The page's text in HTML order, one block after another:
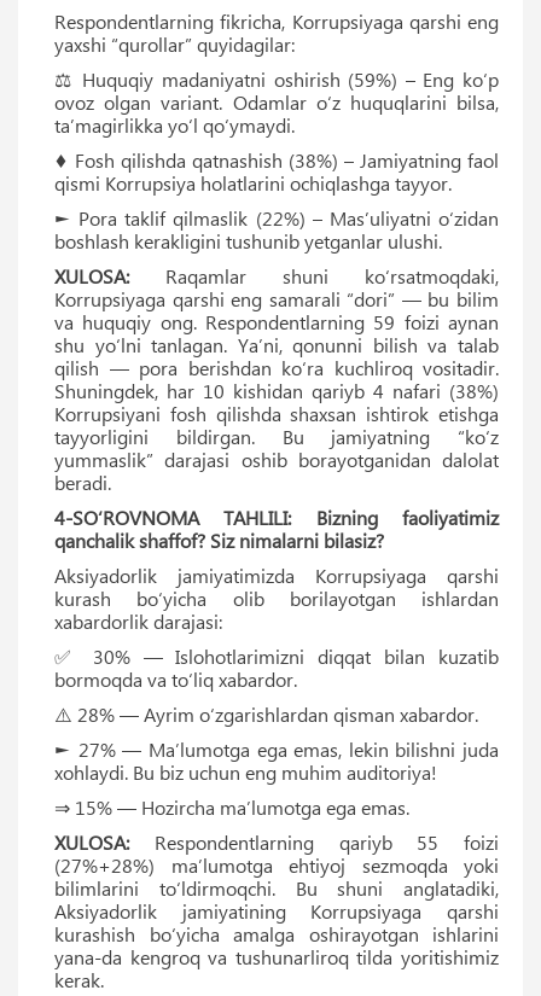
Respondentlarning fikricha, Korrupsiyaga qarshi eng
yaxshi “qurollar” quyidagilar:
⚖️ Huquqiy madaniyatni oshirish (59%) – Eng ko‘p
ovoz olgan variant. Odamlar o‘z huquqlarini bilsa,
taʼmagirlikka yo‘l qo‘ymaydi.
♦ Fosh qilishda qatnashish (38%) – Jamiyatning faol
qismi Korrupsiya holatlarini ochiqlashga tayyor.
► Pora taklif qilmaslik (22%) – Masʼuliyatni o‘zidan
boshlash kerakligini tushunib yetganlar ulushi.
XULOSA:Raqamlar shuni ko‘rsatmoqdaki,
Korrupsiyaga qarshi eng samarali “dori” — bu bilim
va huquqiy ong. Respondentlarning 59 foizi aynan
shu yo‘lni tanlagan. Yaʼni, qonunni bilish va talab
qilish — pora berishdan ko‘ra kuchliroq vositadir.
Shuningdek, har 10 kishidan qariyb 4 nafari (38%)
Korrupsiyani fosh qilishda shaxsan ishtirok etishga
tayyorligini bildirgan. Bu jamiyatning “ko‘z
yummaslik” darajasi oshib borayotganidan dalolat
beradi.
4-SO‘ROVNOMA TAHLILI: Bizning faoliyatimiz
qanchalik shaffof? Siz nimalarni bilasiz?
Aksiyadorlik jamiyatimizda Korrupsiyaga qarshi
kurash bo‘yicha olib borilayotgan ishlardan
xabardorlik darajasi:
✅ 30% — Islohotlarimizni diqqat bilan kuzatib
bormoqda va to‘liq xabardor.
⚠️ 28% — Ayrim o‘zgarishlardan qisman xabardor.
► 27% — Maʼlumotga ega emas, lekin bilishni juda
xohlaydi. Bu biz uchun eng muhim auditoriya!
⇒ 15% — Hozircha maʼlumotga ega emas.
XULOSA:Respondentlarning qariyb 55 foizi
(27%+28%) maʼlumotga ehtiyoj sezmoqda yoki
bilimlarini to‘ldirmoqchi. Bu shuni anglatadiki,
Aksiyadorlik jamiyatining Korrupsiyaga qarshi
kurashish bo‘yicha amalga oshirayotgan ishlarini
yana-da kengroq va tushunarliroq tilda yoritishimiz
kerak.